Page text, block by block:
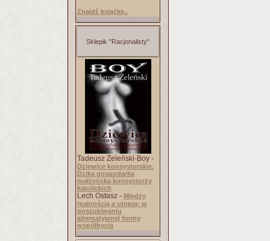
Znajdź książkę..
Sklepik "Racjonalisty"
Tadeusz Żeleński-Boy -
Dziewice konsystorskie.
Dzika gospodarka
małżeńska konsystorzy
katolickich
Lech Ostasz - Między
realnością a utopią: w
poszukiwaniu
alternatywnej formy
współbycia